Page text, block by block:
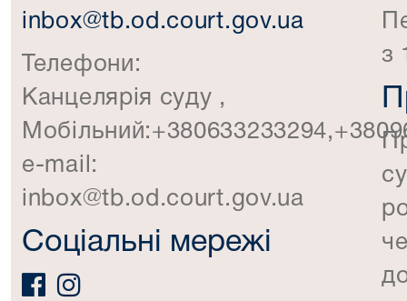
inbox@tb.od.court.gov.ua
Телефони:
Канцелярія суду ,
e-mail:
inbox@tb.od.court.gov.ua
Соціальні мережі
з